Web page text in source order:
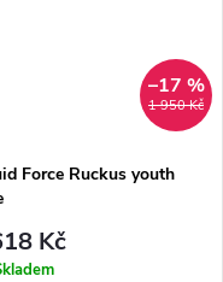
1 950 Kč
–17 %
Force Ruckus youth
Kč